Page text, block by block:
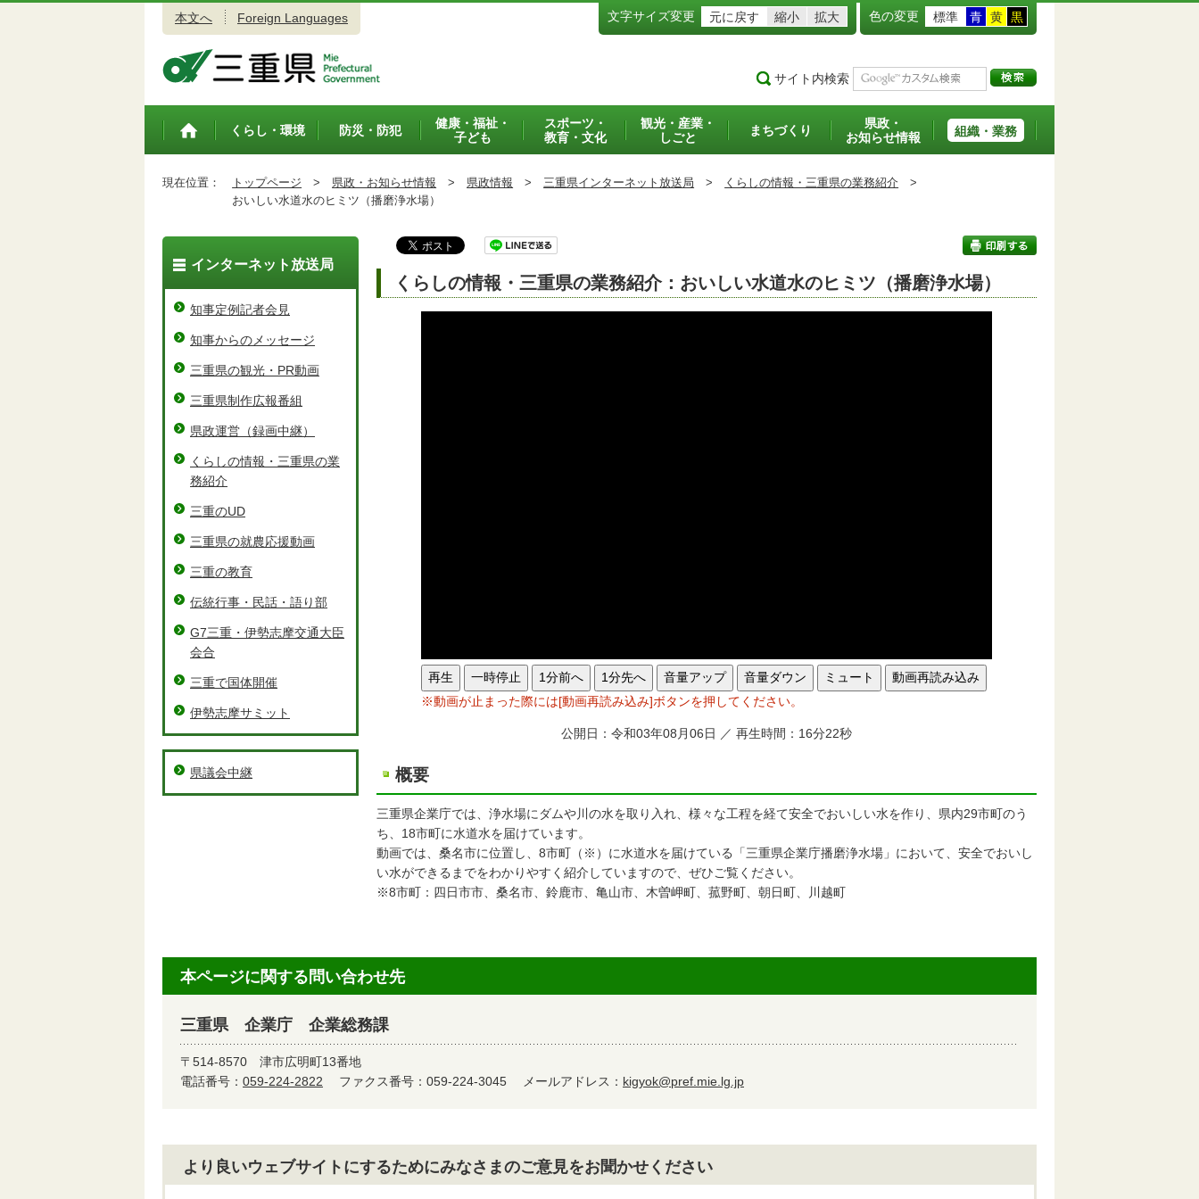
本文へ Foreign Languages 文字サイズ変更 元に戻す 縮小 拡大 色の変更 標準 青 黄 黒
サイト内検索
トップペ
くらし・環境 防災・防犯
健康・福祉・
子ども
スポーツ・
教育・文化
観光・産業・
しごと
まちづくり
県政・
お知らせ情報
組織・業務
現在位置： トップページ > 県政・お知らせ情報 > 県政情報 > 三重県インターネット放送局 > くらしの情報・三重県の業務紹介 >
おいしい水道水のヒミツ（播磨浄水場）
くらしの情報・三重県の業務紹介：おいしい水道水のヒミツ（播磨浄水場）
再生 一時停止 1分前へ 1分先へ 音量アップ 音量ダウン ミュート
動画再読み込み
※動画が止まった際には[動画再読み込み]ボタンを押してください。
公開日：令和03年08月06日 ／ 再生時間：16分22秒
概要
三重県企業庁では、浄水場にダムや川の水を取り入れ、様々な工程を経て安全でおいしい水を作り、県内29市町のう
ち、18市町に水道水を届けています。
動画では、桑名市に位置し、8市町（※）に水道水を届けている「三重県企業庁播磨浄水場」において、安全でおいし
い水ができるまでをわかりやすく紹介していますので、ぜひご覧ください。
※8市町：四日市市、桑名市、鈴鹿市、亀山市、木曽岬町、菰野町、朝日町、川越町
インターネット放送局
知事定例記者会見
知事からのメッセージ
三重県の観光・PR動画
三重県制作広報番組
県政運営（録画中継）
くらしの情報・三重県の業
務紹介
三重のUD
三重県の就農応援動画
三重の教育
伝統行事・民話・語り部
G7三重・伊勢志摩交通大臣
会合
三重で国体開催
伊勢志摩サミット
県議会中継
本ページに関する問い合わせ先
三重県 企業庁 企業総務課
〒514-8570 津市広明町13番地
電話番号： 059-224-2822 ファクス番号：059-224-3045 メールアドレス： kigyok@pref.mie.lg.jp
より良いウェブサイトにするためにみなさまのご意見をお聞かせください